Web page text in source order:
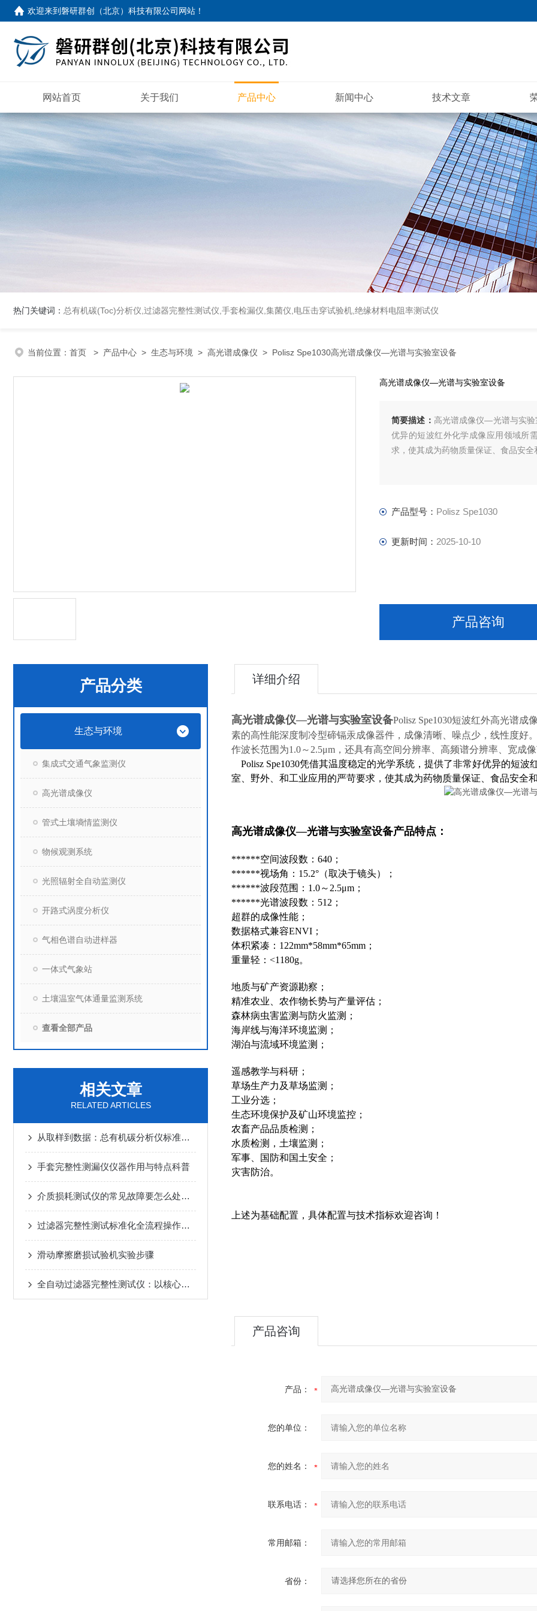
欢迎来到磐研群创（北京）科技有限公司网站 ！
网站首页 关于我们 产品中心 新闻中心 技术文章
热门关键词： 总有机碳(Toc)分析仪 过滤器完整性测试仪 手套检漏仪 集菌仪 电压击穿试验机 绝缘材料电阻率测试仪
当前位置： 首页 > 产品中心 > 生态与环境 > 高光谱成像仪 > Polisz Spe1030高光谱成像仪—光谱与实验室设备
高光谱成像仪—光谱与实验室设备
简要描述： 高光谱成像仪—光谱与实验
优异的短波红外化学成像应用领域所
求，使其成为药物质量保证、食品安
产品型号： Polisz Spe1030
更新时间： 2025-10-10
产品咨询
产品分类
生态与环境
集成式交通气象监测仪
高光谱成像仪
管式土壤墒情监测仪
物候观测系统
光照辐射全自动监测仪
开路式涡度分析仪
气相色谱自动进样器
一体式气象站
土壤温室气体通量监测系统
查看全部产品
相关文章
RELATED ARTICLES
从取样到数据：总有机碳分析仪标准化操作的全流程解析
手套完整性测漏仪仪器作用与特点科普
介质损耗测试仪的常见故障要怎么处理？
过滤器完整性测试标准化全流程操作规范
滑动摩擦磨损试验机实验步骤
全自动过滤器完整性测试仪：以核心优势重塑过滤检测新标准
详细介绍
高光谱成像仪—光谱与实验室设备Polisz Spe1030短波红外高光谱
素的高性能深度制冷型碲镉汞成像器件，成像清晰、噪点少，线性度好
作波长范围为1.0～2.5μm，还具有高空间分辨率、高频谱分辨率、宽成
Polisz Spe1030凭借其温度稳定的光学系统，提供了非常好优异的短
室、野外、和工业应用的严苛要求，使其成为药物质量保证、食品安全
高光谱成像仪—光谱与实验室设备产品特点：
******空间波段数：640；
******视场角：15.2°（取决于镜头）；
******波段范围：1.0～2.5μm；
******光谱波段数：512；
超群的成像性能；
数据格式兼容ENVI；
体积紧凑：122mm*58mm*65mm；
重量轻：<1180g。
地质与矿产资源勘察；
精准农业、农作物长势与产量评估；
森林病虫害监测与防火监测；
海岸线与海洋环境监测；
湖泊与流域环境监测；
遥感教学与科研；
草场生产力及草场监测；
工业分选；
生态环境保护及矿山环境监控；
农畜产品品质检测；
水质检测，土壤监测；
军事、国防和国土安全；
灾害防治。
上述为基础配置，具体配置与技术指标欢迎咨询！
产品咨询
产品：
您的单位：
您的姓名：
联系电话：
常用邮箱：
省份：